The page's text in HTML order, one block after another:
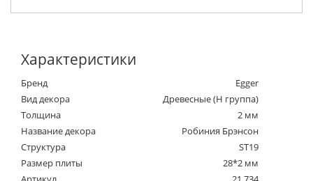
Характеристики
Бренд
Egger
Вид декора
Древесные (Н группа)
Толщина
2 мм
Название декора
Робиния Брэнсон
Структура
ST19
Размер плиты
28*2 мм